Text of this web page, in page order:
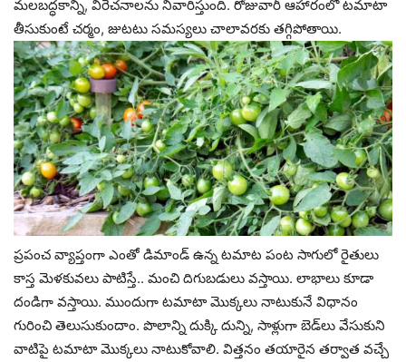
మలబద్ధకాన్ని, విరేచనాలను నివారిస్తుంది. రోజువారీ ఆహారంలో టమాటా
తీసుకుంటే చర్మం, జుటటు సమస్యలు చాలావరకు తగ్గిపోతాయి.
ప్రపంచ వ్యాప్తంగా ఎంతో డిమాండ్‌ ఉన్న టమాట పంట సాగులో రైతులు
కాస్త మెళకువలు పాటిస్తే.. మంచి దిగుబడులు వస్తాయి. లాభాలు కూడా
దండిగా వస్తాయి. ముందుగా టమాటా మొక్కలు నాటుకునే విధానం
గురించి తెలుసుకుందాం. పొలాన్ని దుక్కి దున్ని, సాళ్లుగా బెడ్‌లు వేసుకుని
వాటిపై టమాటా మొక్కలు నాటుకోవాలి. విత్తనం తయారైన తర్వాత వచ్చే